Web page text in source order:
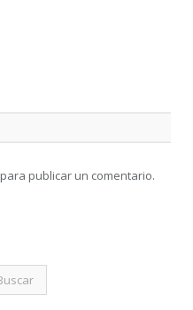
para publicar un comentario.